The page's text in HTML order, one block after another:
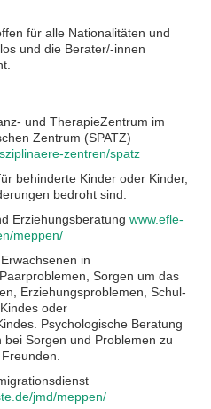
für alle Nationalitäten und
und die Berater/-innen
und TherapieZentrum im
Zentrum (SPATZ)
zentren/spatz
behinderte Kinder oder Kinder,
bedroht sind.
Erziehungsberatung www.efle-
meppen/
in
Sorgen um das
Erziehungsproblemen, Schul-
oder
Psychologische Beratung
Sorgen und Problemen zu
jmd/meppen/